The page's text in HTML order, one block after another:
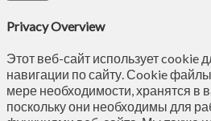
Privacy Overview
Этот веб-сайт использует cookie
навигации по сайту. Сookie
мере необходимости, хранятся в
поскольку они необходимы для